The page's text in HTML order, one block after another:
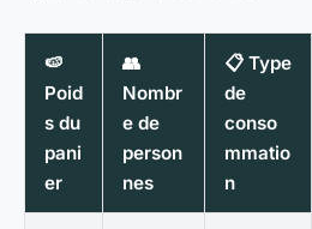
🍉
Poid
s du
pani
er
👥
Nombr
e de
person
nes
📋 Type
de
conso
mmatio
n